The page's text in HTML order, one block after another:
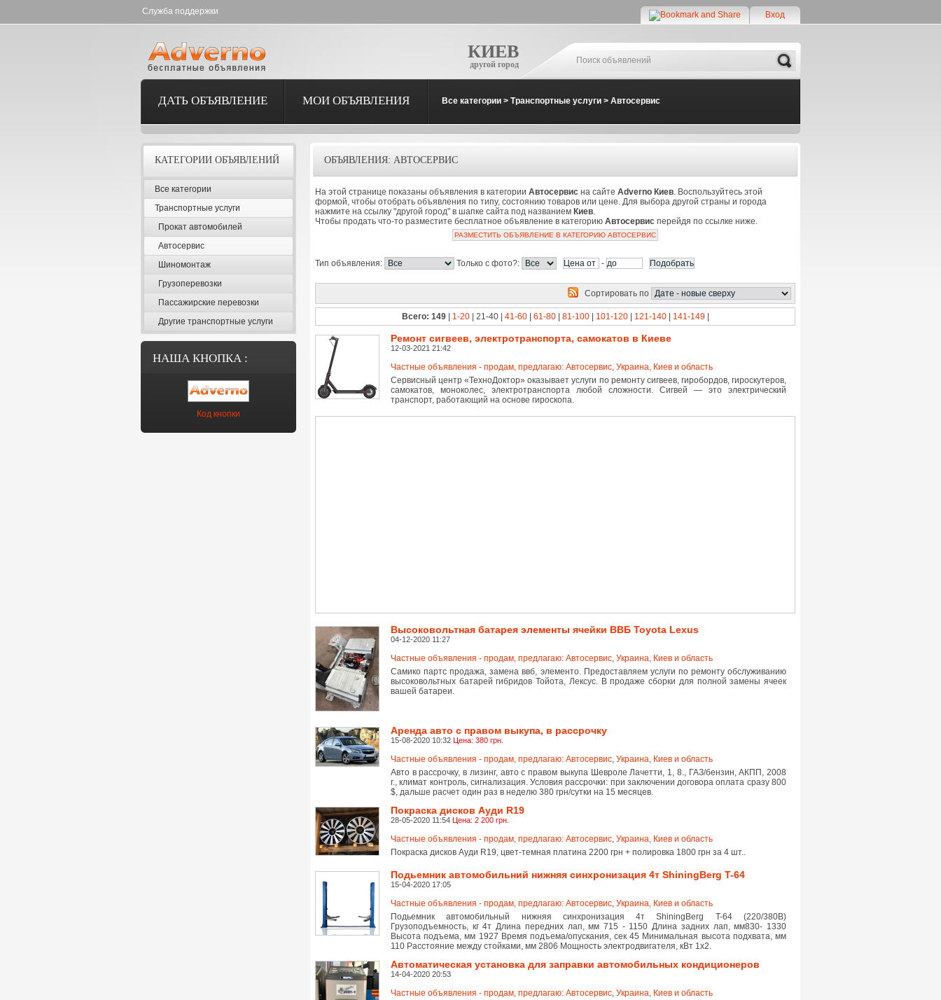
Служба поддержки Вход
КИЕВ
другой город
Search
ДАТЬ ОБЪЯВЛЕНИЕ МОИ ОБЪЯВЛЕНИЯ Все категории > Транспортные услуги > Автосервис
КАТЕГОРИИ ОБЪЯВЛЕНИЙ
Все категории
Транспортные услуги
Прокат автомобилей
Автосервис
Шиномонтаж
Грузоперевозки
Пассажирские перевозки
Другие транспортные услуги
НАША КНОПКА :
Код кнопки
ОБЪЯВЛЕНИЯ: АВТОСЕРВИС
На этой странице показаны объявления в категории Автосервис на сайте Adverno Киев. Воспользуйтесь этой
формой, чтобы отобрать объявления по типу, состоянию товаров или цене. Для выбора другой страны и города
нажмите на ссылку "другой город" в шапке сайта под названием Киев.
Чтобы продать что-то разместите бесплатное объявление в категорию Автосервис перейдя по ссылке ниже.
РАЗМЕСТИТЬ ОБЪЯВЛЕНИЕ В КАТЕГОРИЮ АВТОСЕРВИС
Тип объявления: Только с фото?: -
Сортировать по
Всего: 149| 1-20| 21-40 | 41-60| 61-80| 81-100| 101-120| 121-140| 141-149|
Ремонт сигвеев, электротранспорта, самокатов в Киеве
12-03-2021 21:42
Частные объявления - продам, предлагаю: Автосервис, Украина, Киев и область
Сервисный центр «ТехноДоктор» оказывает услуги по ремонту сигвеев, гиробордов, гироскутеров,
самокатов, моноколес, электротранспорта любой сложности. Сигвей — это электрический
транспорт, работающий на основе гироскопа.
Высоковольтная батарея элементы ячейки ВВБ Toyota Lexus
04-12-2020 11:27
Частные объявления - продам, предлагаю: Автосервис, Украина, Киев и область
Самико партс продажа, замена ввб, элементо. Предоставляем услуги по ремонту обслуживанию
высоковольтных батарей гибридов Тойота, Лексус. В продаже сборки для полной замены ячеек
вашей батареи.
Аренда авто с правом выкупа, в рассрочку
15-08-2020 10:32 Цена: 380 грн.
Частные объявления - продам, предлагаю: Автосервис, Украина, Киев и область
Авто в рассрочку, в лизинг, авто с правом выкупа Шевроле Лачетти, 1, 8., ГАЗ/бензин, АКПП, 2008
г., климат контроль, сигнализация. Условия рассрочки: при заключении договора оплата сразу 800
$, дальше расчет один раз в неделю 380 грн/сутки на 15 месяцев.
Покраска дисков Ауди R19
28-05-2020 11:54 Цена: 2 200 грн.
Частные объявления - продам, предлагаю: Автосервис, Украина, Киев и область
Покраска дисков Ауди R19, цвет-темная платина 2200 грн + полировка 1800 грн за 4 шт..
Подьемник автомобильний нижняя синхронизация 4т ShiningBerg T-64
15-04-2020 17:05
Частные объявления - продам, предлагаю: Автосервис Украина, Киев и область
Подьемник автомобильный нижняя синхронизация 4т ShiningBerg T-64 (220/380В)
Грузоподъемность, кг 4т Длина передних лап, мм 715 - 1150 Длина задних лап, мм830- 1330
Высота подъема, мм 1927 Время подъема/опускания, сек 45 Минимальная высота подхвата, мм
110 Расстояние между стойками, мм 2806 Мощность электродвигателя, кВт 1х2.
Автоматическая установка для заправки автомобильных кондиционеров
14-04-2020 20:53
Частные объявления - продам, предлагаю: Автосервис Украина, Киев и область